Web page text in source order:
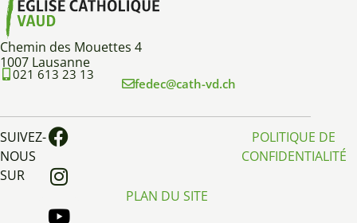
Chemin des Mouettes 4
1007 Lausanne
021 613 23 13
fedec@cath-vd.ch
SUIVEZ-
NOUS
SUR
PLAN DU SITE
POLITIQUE DE
CONFIDENTIALITÉ